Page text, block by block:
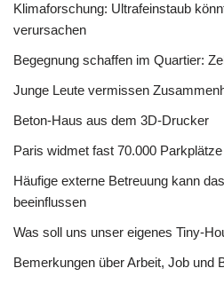
Klimaforschung: Ultrafeinstaub
verursachen
Begegnung schaffen im Quartier:
Junge Leute vermissen
Beton-Haus aus dem 3D-Drucker
Paris widmet fast 70.000
Häufige externe Betreuung kann
beeinflussen
Was soll uns unser eigenes Tiny-
Bemerkungen über Arbeit, Job und